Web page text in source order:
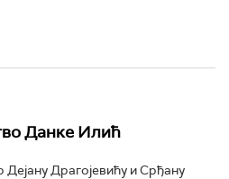
Данке Илић
Драгојевићу и Срђану